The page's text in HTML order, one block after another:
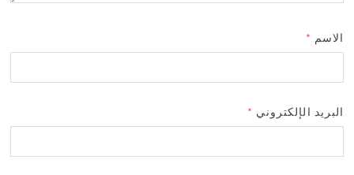
الاسم *
البريد الإلكتروني *